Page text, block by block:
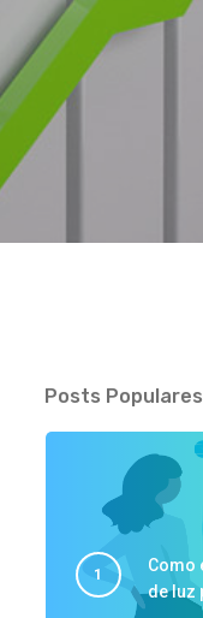
Posts Populares
Como
de luz